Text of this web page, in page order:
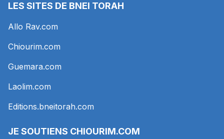
LES SITES DE BNEI TORAH
Allo Rav.com
Chiourim.com
Guemara.com
Laolim.com
Editions.bneitorah.com
JE SOUTIENS CHIOURIM.COM